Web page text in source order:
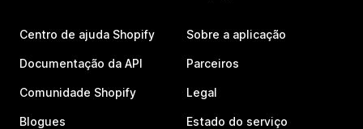
Centro de ajuda Shopify
Documentação da API
Comunidade Shopify
Blogues
Sobre a aplicação
Parceiros
Legal
Estado do serviço